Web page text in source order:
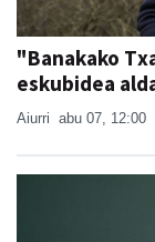
"Banakako
eskubidea
Aiurri abu 07, 12:00